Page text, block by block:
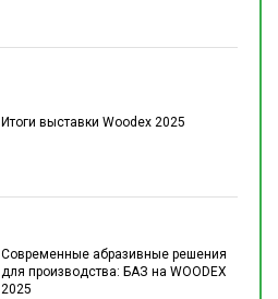
Итоги выставки Woodex 2025
Современные абразивные решения
для производства: БАЗ на WOODEX
2025